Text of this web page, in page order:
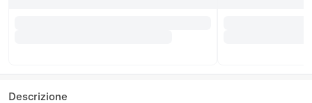
Descrizione